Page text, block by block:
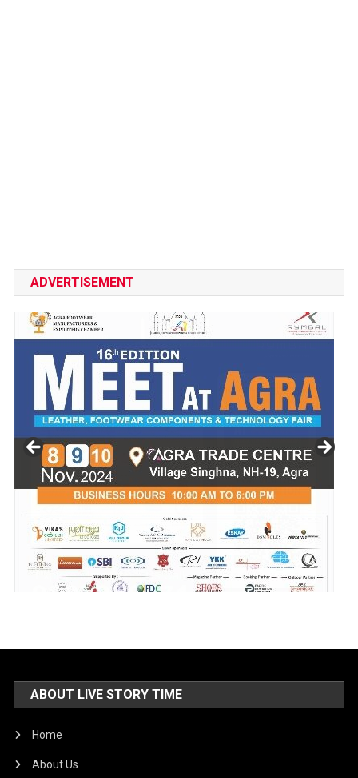
ADVERTISEMENT
ABOUT LIVE STORY TIME
Home
About Us